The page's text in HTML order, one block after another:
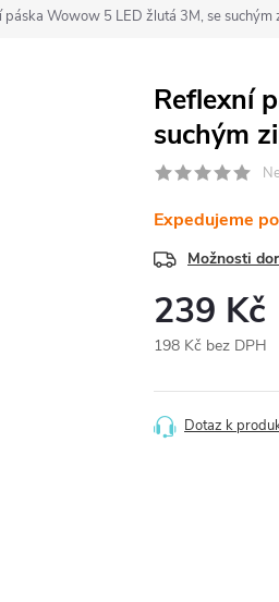
páska Wowow 5 LED žlutá 3M, se suchým
Reflexní
suchým
Expedujeme
Možnosti
239 Kč
198 Kč bez DPH
cena:
Dotaz k